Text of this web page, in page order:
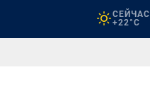
СЕЙЧАС
+22°C